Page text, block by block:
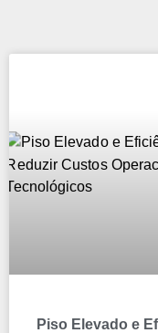
Piso Elevado e